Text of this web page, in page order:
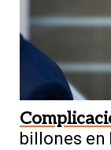
billones en